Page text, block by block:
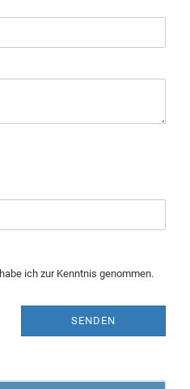
habe ich zur Kenntnis genommen.
SENDEN